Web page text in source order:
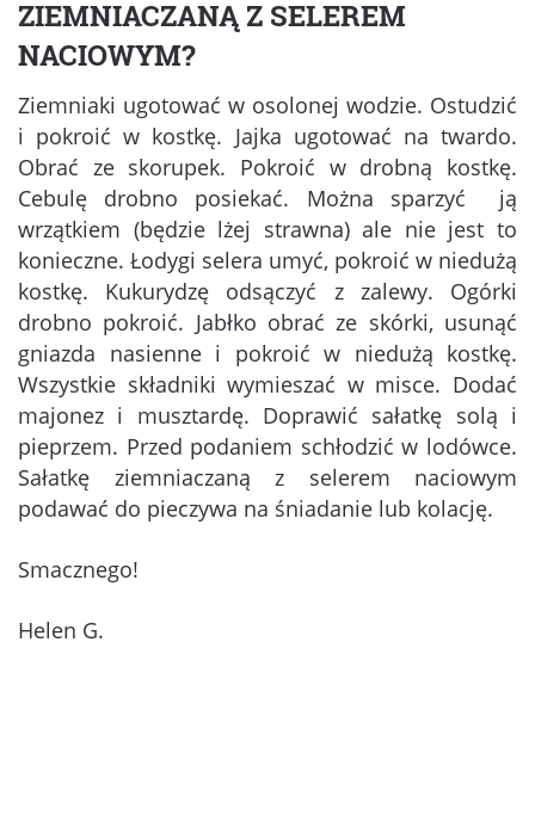
ZIEMNIACZANĄ Z SELEREM
NACIOWYM?
Ziemniaki ugotować w osolonej wodzie. Ostudzić
i pokroić w kostkę. Jajka ugotować na twardo.
Obrać ze skorupek. Pokroić w drobną kostkę.
Cebulę drobno posiekać. Można sparzyć ją
wrzątkiem (będzie lżej strawna) ale nie jest to
konieczne. Łodygi selera umyć, pokroić w niedużą
kostkę. Kukurydzę odsączyć z zalewy. Ogórki
drobno pokroić. Jabłko obrać ze skórki, usunąć
gniazda nasienne i pokroić w niedużą kostkę.
Wszystkie składniki wymieszać w misce. Dodać
majonez i musztardę. Doprawić sałatkę solą i
pieprzem. Przed podaniem schłodzić w lodówce.
Sałatkę ziemniaczaną z selerem naciowym
podawać do pieczywa na śniadanie lub kolację.
Smacznego!
Helen G.